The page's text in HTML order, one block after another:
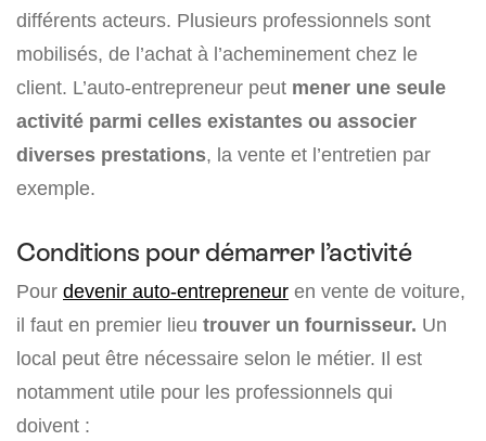
différents acteurs. Plusieurs professionnels sont
mobilisés, de l’achat à l’acheminement chez le
client. L’auto-entrepreneur peut mener une seule
activité parmi celles existantes ou associer
diverses prestations, la vente et l’entretien par
exemple.
Conditions pour démarrer l’activité
Pour devenir auto-entrepreneur en vente de voiture,
il faut en premier lieu trouver un fournisseur. Un
local peut être nécessaire selon le métier. Il est
notamment utile pour les professionnels qui
doivent :